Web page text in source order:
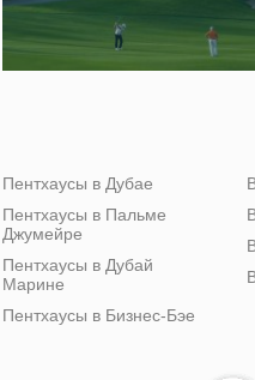
Пентхаусы в Дубае
Пентхаусы в Пальме
Джумейре
Пентхаусы в Дубай
Марине
Пентхаусы в Бизнес-Бэе